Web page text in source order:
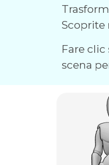
Scoprite
Fare clic
scena